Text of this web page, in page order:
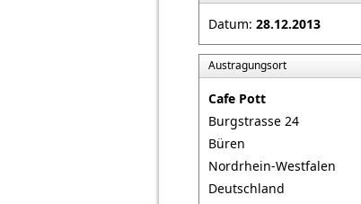
Datum: 28.12.2013
Austragungsort
Cafe Pott
Burgstrasse 24
Büren
Nordrhein-Westfalen
Deutschland